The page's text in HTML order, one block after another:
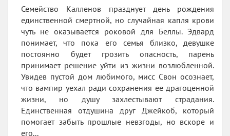
Семейство Калленов празднует день рождения
единственной смертной, но случайная капля крови
чуть не оказывается роковой для Беллы. Эдвард
понимает, что пока его семья близко, девушке
постоянно будет грозить опасность, парень
принимает решение уйти из жизни возлюбленной.
Увидев пустой дом любимого, мисс Свон осознает,
что вампир уехал ради сохранения ее драгоценной
жизни, но душу захлестывают страдания.
Единственная отдушина друг Джейкоб, который
помогает забыть прошлые невзгоды, но вскоре и
его...